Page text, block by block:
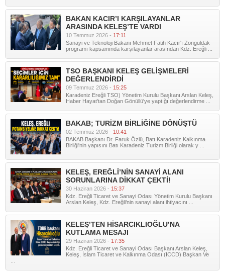
BAKAN KACIR’I KARŞILAYANLAR
ARASINDA KELEŞ’TE VARDI
10 Temmuz 2026 - 17:11
Sanayi ve Teknoloji Bakanı Mehmet Fatih Kacır'ı Zonguldak
programı kapsamında karşılayanlar arasından Kdz. Ereğli ...
TSO BAŞKANI KELEŞ GELİŞMELERİ
DEĞERLENDİRDİ
09 Temmuz 2026 - 15:25
Karadeniz Ereğli TSO) Yönetim Kurulu Başkanı Arslan Keleş,
Haber Hayat'tan Doğan Gönüllü'ye yaptığı değerlendirme ...
BAKAB; TURİZM BİRLİĞİNE DÖNÜŞTÜ
02 Temmuz 2026 - 10:41
BAKAB Başkanı Dr. Faruk Özlü, Batı Karadeniz Kalkınma
Birliği'nin yapısını Batı Karadeniz Turizm Birliği olarak y ...
KELEŞ, EREĞLİ’NİN SANAYİ ALANI
SORUNLARINA DİKKAT ÇEKTİ!
30 Haziran 2026 - 15:37
Kdz. Ereğli Ticaret ve Sanayi Odası Yönetim Kurulu Başkanı
Arslan Keleş, Kdz. Ereğli’nin sanayi alanı ihtiyacını ...
KELEŞ’TEN HİSARCIKLIOĞLU’NA
KUTLAMA MESAJI
29 Haziran 2026 - 17:35
Kdz. Ereğli Ticaret ve Sanayi Odası Başkanı Arslan Keleş,
Keleş, İslam Ticaret ve Kalkınma Odası (ICCD) Başkan Ve